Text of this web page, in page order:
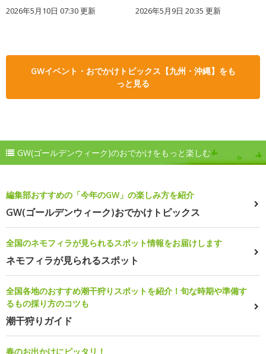
2026年5月10日 07:30 更新 2026年5月9日 20:35 更新
GWイベント・おでかけトピックス【九州・沖縄】をも
っと見る
GW(ゴールデンウィーク)のおでかけをもっと楽しむ
編集部おすすめの「今年のGW」の楽しみ方を紹介
GW(ゴールデンウィーク)おでかけトピックス
全国のネモフィラが見られるスポット情報をお届けします
ネモフィラが見られるスポット
全国各地のおすすめ潮干狩りスポットを紹介！旬な時期や準備す
るもの採り方のコツも
潮干狩りガイド
春のお出かけにピッタリ！